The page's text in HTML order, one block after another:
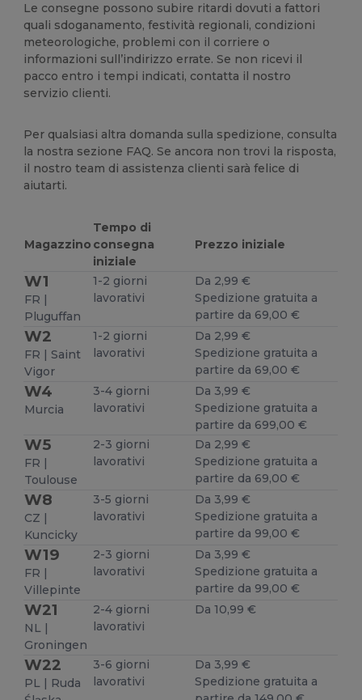
Le consegne possono subire ritardi dovuti a fattori
quali sdoganamento, festività regionali, condizioni
meteorologiche, problemi con il corriere o
informazioni sull’indirizzo errate. Se non ricevi il
pacco entro i tempi indicati, contatta il nostro
servizio clienti.
Per qualsiasi altra domanda sulla spedizione, consulta
la nostra sezione FAQ. Se ancora non trovi la risposta,
il nostro team di assistenza clienti sarà felice di
aiutarti.
Magazzino
Tempo di
consegna
iniziale
Prezzo iniziale
W1
FR |
Pluguffan
1-2 giorni
lavorativi
Da 2,99 €
Spedizione gratuita a
partire da 69,00 €
W2
FR | Saint
Vigor
1-2 giorni
lavorativi
Da 2,99 €
Spedizione gratuita a
partire da 69,00 €
W4
Murcia
3-4 giorni
lavorativi
Da 3,99 €
Spedizione gratuita a
partire da 699,00 €
W5
FR |
Toulouse
2-3 giorni
lavorativi
Da 2,99 €
Spedizione gratuita a
partire da 69,00 €
W8
CZ |
Kuncicky
3-5 giorni
lavorativi
Da 3,99 €
Spedizione gratuita a
partire da 99,00 €
W19
FR |
Villepinte
2-3 giorni
lavorativi
Da 3,99 €
Spedizione gratuita a
partire da 99,00 €
W21
NL |
Groningen
2-4 giorni
lavorativi
Da 10,99 €
W22
PL | Ruda
3-6 giorni
lavorativi
Da 3,99 €
Spedizione gratuita a